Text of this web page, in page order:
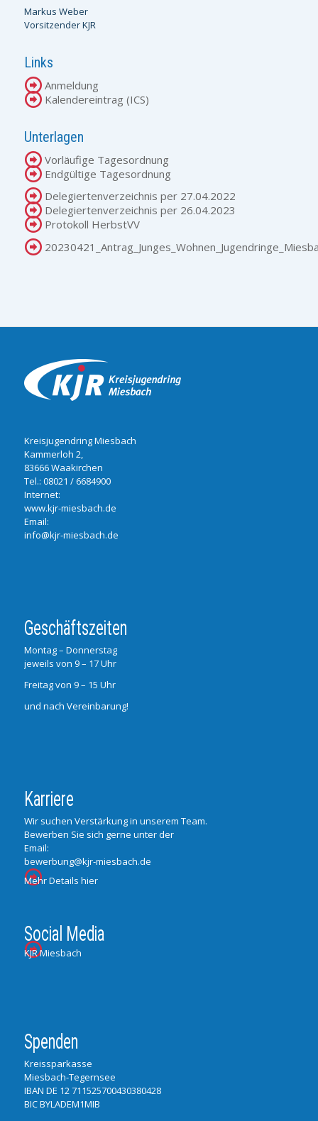
Markus Weber
Vorsitzender KJR
Links
Anmeldung
Kalendereintrag (ICS)
Unterlagen
Vorläufige Tagesordnung
Endgültige Tagesordnung
Delegiertenverzeichnis per 27.04.2022
Delegiertenverzeichnis per 26.04.2023
Protokoll HerbstVV
Kreisjugendring Miesbach
Kammerloh 2,
83666 Waakirchen
Tel.: 08021 / 6684900
Internet:
www.kjr-miesbach.de
Email:
info@kjr-miesbach.de
Geschäftszeiten
Montag – Donnerstag
jeweils von 9 – 17 Uhr
Freitag von 9 – 15 Uhr
und nach Vereinbarung!
Karriere
Wir suchen Verstärkung in unserem Team.
Bewerben Sie sich gerne unter der
Email:
bewerbung@kjr-miesbach.de
Mehr Details hier
Social Media
KJR Miesbach
Spenden
Kreissparkasse
Miesbach-Tegernsee
IBAN DE 12 711525700430380428
BIC BYLADEM1MIB